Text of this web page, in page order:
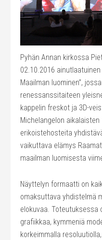
Pyhän Annan kirkossa
02.10.2016
Maailman luominen”,
renessanssitaiteen
kappelin freskot ja 3D-
Michelangelon
erikoistehosteita
vaikuttava elämys
maailman luomisesta
Näyttelyn formaatti on
omaksuttava yhdistelmä
elokuvaa. Toteutuksessa
grafiikkaa, kymmeniä
korkeimmalla